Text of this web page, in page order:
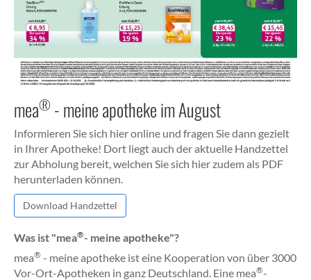
mea® - meine apotheke im August
Informieren Sie sich hier online und fragen Sie dann gezielt
in Ihrer Apotheke! Dort liegt auch der aktuelle Handzettel
zur Abholung bereit, welchen Sie sich hier zudem als PDF
herunterladen können.
Download Handzettel
Was ist "mea®- meine apotheke"?
mea® - meine apotheke ist eine Kooperation von über 3000
Vor-Ort-Apotheken in ganz Deutschland. Eine mea®-